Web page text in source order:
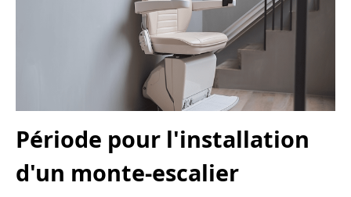
Période pour l'installation
d'un monte-escalier